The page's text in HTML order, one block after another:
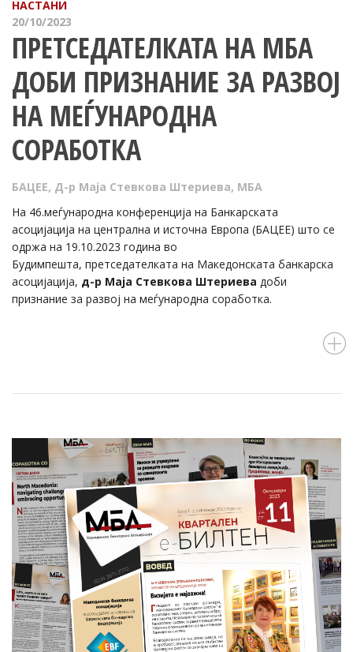
НАСТАНИ
20/10/2023
ПРЕТСЕДАТЕЛКАТА НА МБА
ДОБИ ПРИЗНАНИЕ ЗА РАЗВОЈ
НА МЕЃУНАРОДНА
СОРАБОТКА
БАЦЕЕ, Д-р Маја Стевкова Штериева, МБА
На 46.меѓународна конференција на Банкарската
асоцијација на централна и источна Европа (БАЦЕЕ) што се
одржа на 19.10.2023 година во
Будимпешта, претседателката на Македонскaта банкарска
асоцијација, д-р Маја Стевкова Штериева доби
признание за развој на меѓународна соработка.